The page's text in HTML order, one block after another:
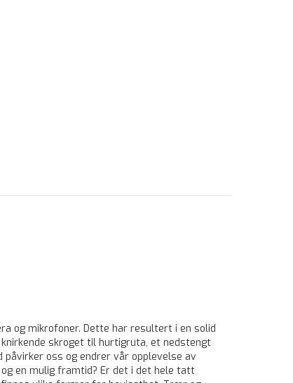
og mikrofoner. Dette har resultert i en solid
skroget til hurtigruta, et nedstengt
oss og endrer vår opplevelse av
en mulig framtid? Er det i det hele tatt